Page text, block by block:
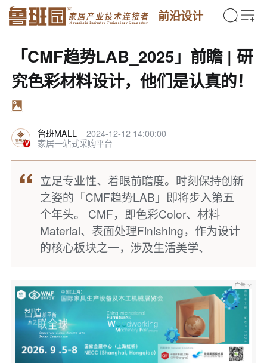
前沿设计
「CMF趋势LAB_2025」前瞻 | 研
究色彩材料设计，他们是认真的！
鲁班MALL
2024-12-12 14:00:00
家居一站式采购平台
立足专业性、着眼前瞻度。时刻保持创新
之姿的「CMF趋势LAB」即将步入第五
个年头。 CMF，即色彩Color、材料
Material、表面处理Finishing，作为设计
的核心板块之一，涉及生活美学、